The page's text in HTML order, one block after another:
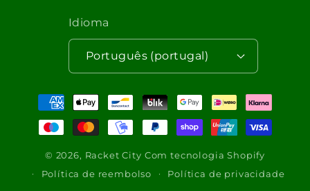
Idioma
Português (portugal)
Métodos
de
pagamento
© 2026, Racket City Com tecnologia Shopify
Política de reembolso
Política de privacidade